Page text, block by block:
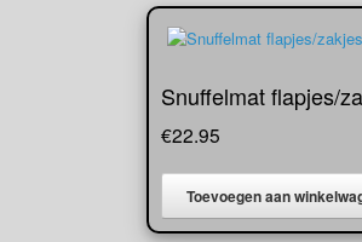
Snuffelmat flapjes/
€22.95
Toevoegen aan